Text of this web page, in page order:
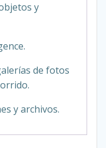
y
de fotos
y archivos.